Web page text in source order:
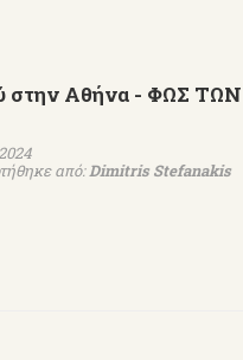
στην Αθήνα - ΦΩΣ ΤΩΝ
από:Dimitris Stefanakis